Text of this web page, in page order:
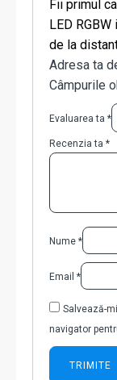
Fii primul
LED
de la
Adresa ta
Câmpurile
Evaluarea ta *
Recenzia ta *
Nume *
Email *
Salvează-
navigator